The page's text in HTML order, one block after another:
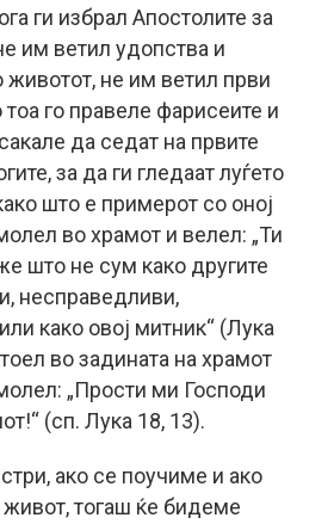
ги избрал Апостолите за
им ветил удопства и
животот, не им ветил први
го правеле фарисеите и
да седат на првите
за да ги гледаат луѓето
што е примерот со оној
во храмот и велел: „Ти
што не сум како другите
несправедливи,
како овој митник“ (Лука
во задината на храмот
„Прости ми Господи
(сп. Лука 18, 13).
ако се поучиме и ако
тогаш ќе бидеме